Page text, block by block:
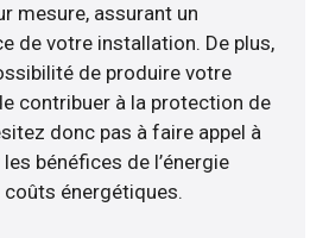
mesure, assurant un
de votre installation. De plus,
de produire votre
contribuer à la protection de
donc pas à faire appel à
bénéfices de l’énergie
énergétiques.